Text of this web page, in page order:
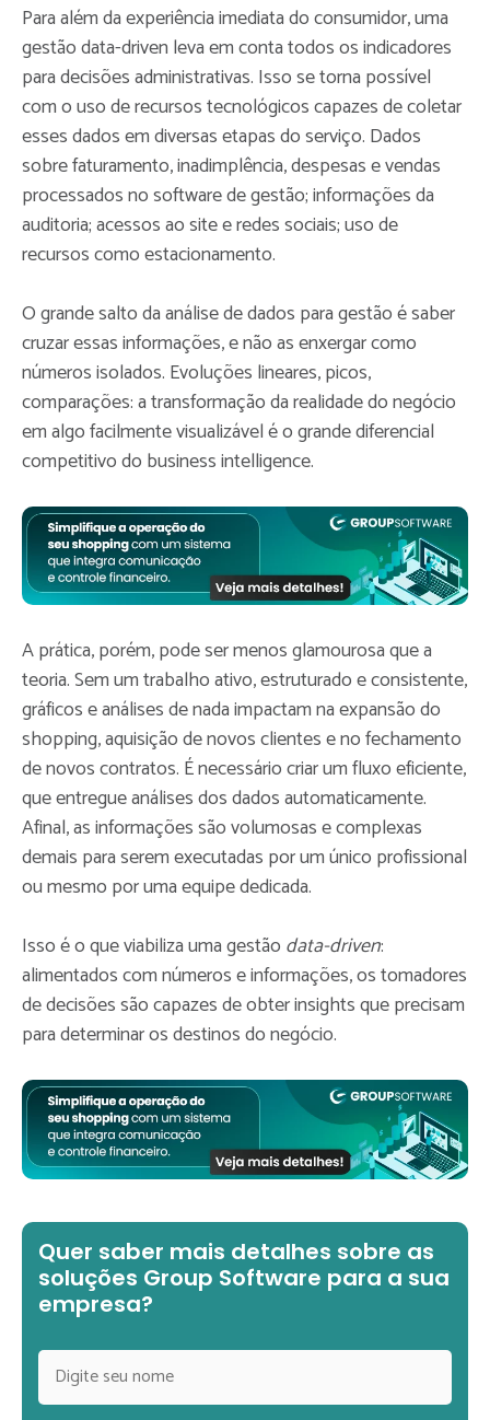
Para além da experiência imediata do consumidor, uma
gestão data-driven leva em conta todos os indicadores
para decisões administrativas. Isso se torna possível
com o uso de recursos tecnológicos capazes de coletar
esses dados em diversas etapas do serviço. Dados
sobre faturamento, inadimplência, despesas e vendas
processados no software de gestão; informações da
auditoria; acessos ao site e redes sociais; uso de
recursos como estacionamento.
O grande salto da análise de dados para gestão é saber
cruzar essas informações, e não as enxergar como
números isolados. Evoluções lineares, picos,
comparações: a transformação da realidade do negócio
em algo facilmente visualizável é o grande diferencial
competitivo do business intelligence.
A prática, porém, pode ser menos glamourosa que a
teoria. Sem um trabalho ativo, estruturado e consistente,
gráficos e análises de nada impactam na expansão do
shopping, aquisição de novos clientes e no fechamento
de novos contratos. É necessário criar um fluxo eficiente,
que entregue análises dos dados automaticamente.
Afinal, as informações são volumosas e complexas
demais para serem executadas por um único profissional
ou mesmo por uma equipe dedicada.
Isso é o que viabiliza uma gestão data-driven:
alimentados com números e informações, os tomadores
de decisões são capazes de obter insights que precisam
para determinar os destinos do negócio.
Quer saber mais detalhes sobre as
soluções Group Software para a sua
empresa?